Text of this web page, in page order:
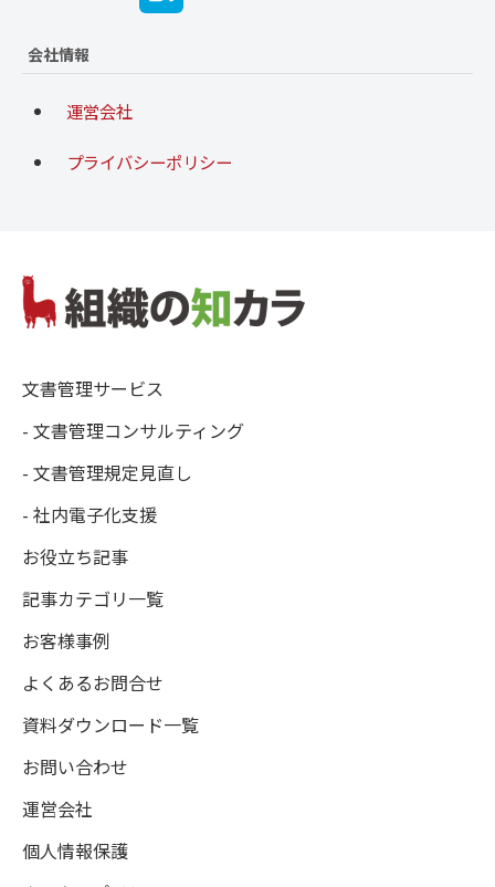
会社情報
運営会社
プライバシーポリシー
文書管理サービス
- 文書管理コンサルティング
- 文書管理規定見直し
- 社内電子化支援
お役立ち記事
記事カテゴリ一覧
お客様事例
よくあるお問合せ
資料ダウンロード一覧
お問い合わせ
運営会社
個人情報保護